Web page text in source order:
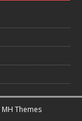
MH Themes